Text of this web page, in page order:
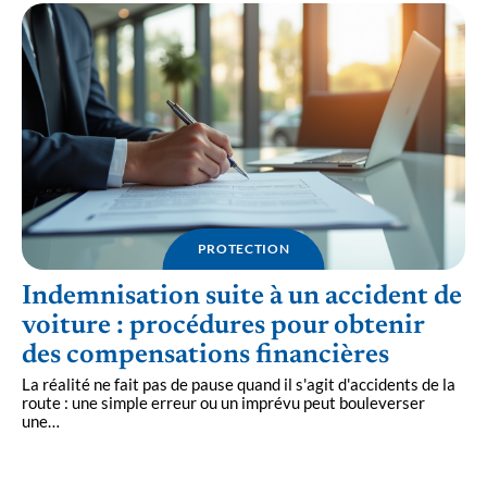
PROTECTION
Indemnisation suite à un accident de
voiture : procédures pour obtenir
des compensations financières
La réalité ne fait pas de pause quand il s'agit d'accidents de la
route : une simple erreur ou un imprévu peut bouleverser
une